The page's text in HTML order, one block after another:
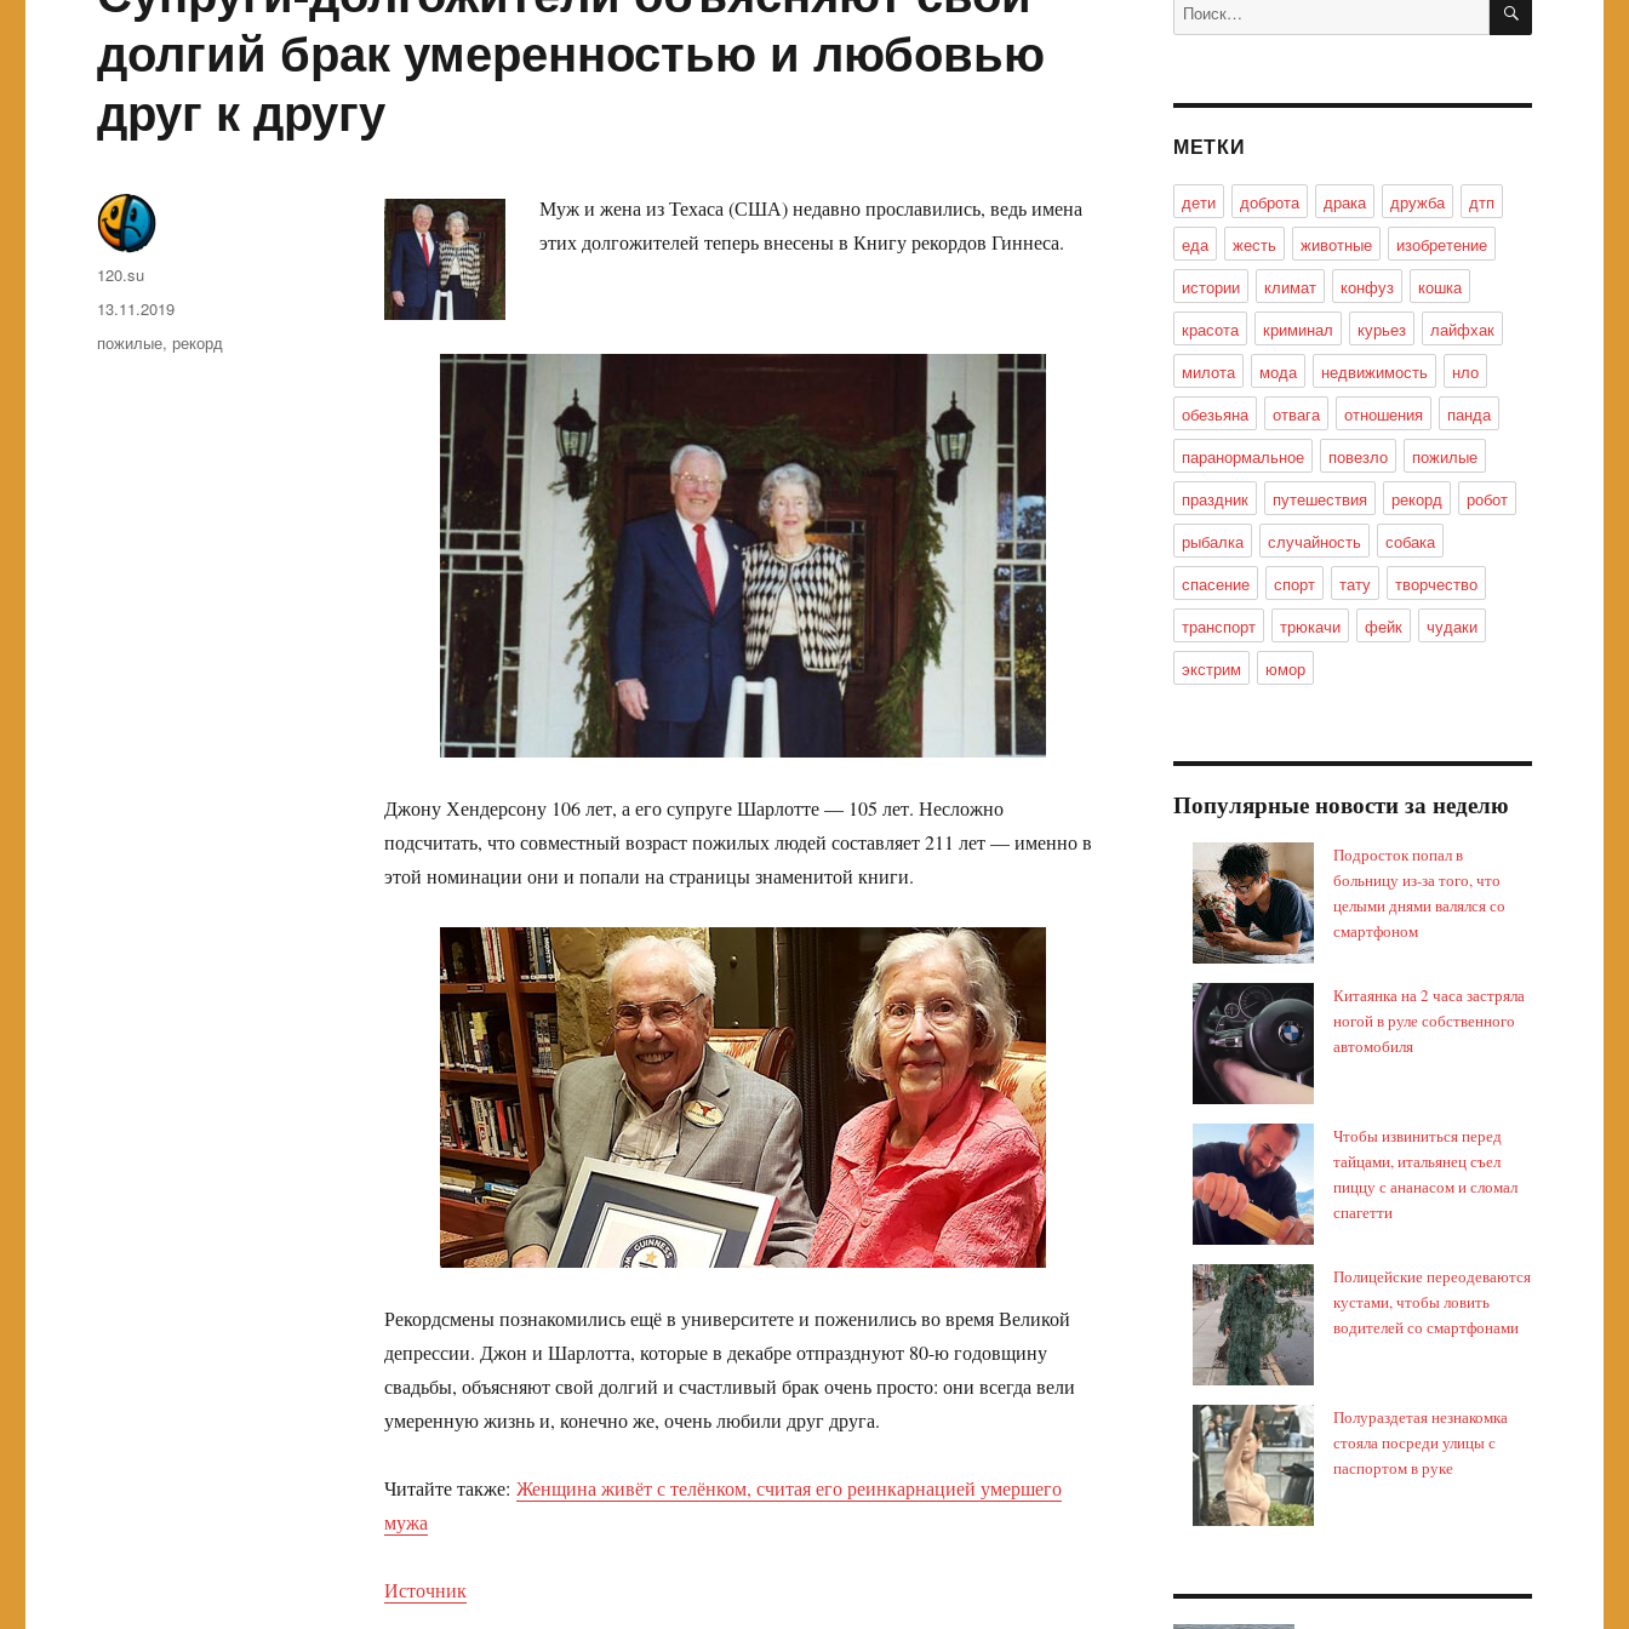
долгий брак умеренностью и любовью
друг к другу
Муж и жена из Техаса (США) недавно прославились, ведь имена
этих долгожителей теперь внесены в Книгу рекордов Гиннеса.
Джону Хендерсону 106 лет, а его супруге Шарлотте — 105 лет. Несложно
подсчитать, что совместный возраст пожилых людей составляет 211 лет — именно в
этой номинации они и попали на страницы знаменитой книги.
Рекордсмены познакомились ещё в университете и поженились во время Великой
депрессии. Джон и Шарлотта, которые в декабре отпразднуют 80-ю годовщину
свадьбы, объясняют свой долгий и счастливый брак очень просто: они всегда вели
умеренную жизнь и, конечно же, очень любили друг друга.
Читайте также: Женщина живёт с телёнком, считая его реинкарнацией умершего
мужа
Источник
Автор
120.su
Опубликовано
13.11.2019
Метки
пожилые, рекорд
МЕТКИ
дети доброта драка дружба
дтп
еда
жесть животные
изобретение
истории
климат конфуз
кошка
красота
криминал курьез
лайфхак
милота
мода недвижимость
нло
обезьяна
отвага отношения
панда
паранормальное
повезло
пожилые
праздник
путешествия рекорд
робот
рыбалка
случайность
собака
спасение
спорт тату
творчество
транспорт
трюкачи фейк
чудаки
экстрим
юмор
Популярные новости за неделю
Подросток попал в
больницу из-за того, что
целыми днями валялся со
смартфоном
Китаянка на 2 часа застряла
ногой в руле собственного
автомобиля
Чтобы извиниться перед
тайцами, итальянец съел
пиццу с ананасом и сломал
спагетти
Полицейские переодеваются
кустами, чтобы ловить
водителей со смартфонами
Полураздетая незнакомка
стояла посреди улицы с
паспортом в руке